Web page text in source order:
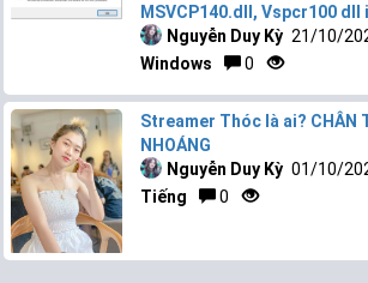
MSVCP140.dll, Vspcr100 dll
Nguyễn Duy Kỳ 21/10/
Windows
0
Streamer Thóc là ai? CHÂN
NHOÁNG
Nguyễn Duy Kỳ 01/10/
Tiếng
0